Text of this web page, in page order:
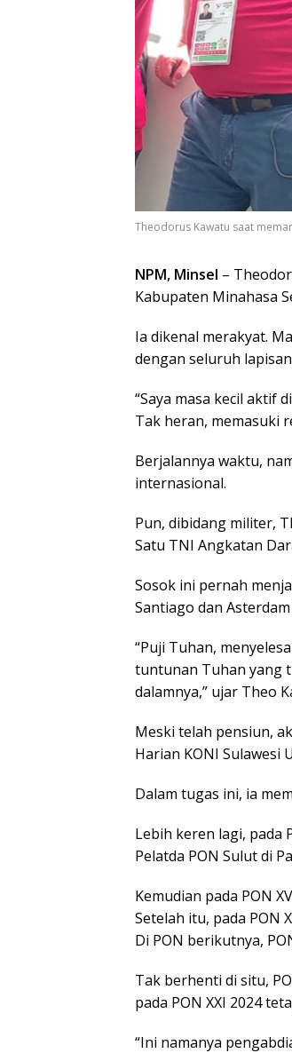
Theodorus Kawatu saat
NPM, Minsel –
Kabupaten Minahasa
Ia dikenal merakyat.
dengan seluruh
“Saya masa kecil aktif
Tak heran, memasuki
Berjalannya waktu,
internasional.
Pun, dibidang militer,
Satu TNI Angkatan
Sosok ini pernah
Santiago dan
“Puji Tuhan,
tuntunan Tuhan yang
dalamnya,” ujar Theo
Meski telah pensiun,
Harian KONI Sulawesi
Dalam tugas ini, ia
Lebih keren lagi, pada
Pelatda PON Sulut di
Kemudian pada PON
Setelah itu, pada PON
Di PON berikutnya,
Tak berhenti di situ,
pada PON XXI 2024
“Ini namanya